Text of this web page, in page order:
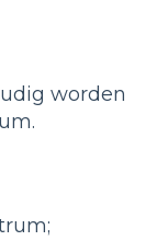
worden